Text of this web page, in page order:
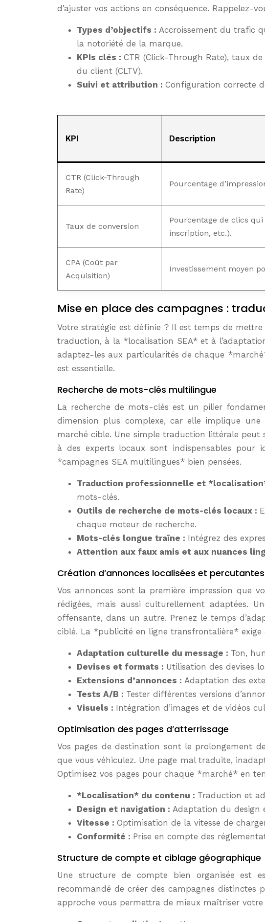
d’ajuster vos actions en conséquence. Rappelez-
Types d’objectifs : Accroissement du trafic
la notoriété de la marque.
KPIs clés : CTR (Click-Through Rate), taux
du client (CLTV).
Suivi et attribution : Configuration correcte
KPI Description
CTR (Click-Through
Rate)
Pourcentage
Taux de conversion
Pourcentage de clics
inscription, etc.).
CPA (Coût par
Acquisition)
Investissement moyen
Mise en place des campagnes :
Votre stratégie est définie ? Il est temps de
traduction, à la *localisation SEA* et à
adaptez-les aux particularités de chaque
est essentielle.
Recherche de mots-clés multilingue
La recherche de mots-clés est un pilier
dimension plus complexe, car elle implique
marché cible. Une simple traduction littérale peut
à des experts locaux sont indispensables pour
*campagnes SEA multilingues* bien pensées.
Traduction professionnelle et
mots-clés.
Outils de recherche de mots-clés locaux :
chaque moteur de recherche.
Mots-clés longue traîne : Intégrez des
Attention aux faux amis et aux nuances
Création d’annonces localisées et percutantes
Vos annonces sont la première impression que
rédigées, mais aussi culturellement adaptées.
offensante, dans un autre. Prenez le temps
ciblé. La *publicité en ligne transfrontalière* exige
Adaptation culturelle du message : Ton,
Devises et formats : Utilisation des devises
Extensions d’annonces : Adaptation des
Tests A/B : Tester différentes versions
Visuels : Intégration d’images et de vidéos
Optimisation des pages d’atterrissage
Vos pages de destination sont le prolongement
que vous véhiculez. Une page mal traduite,
Optimisez vos pages pour chaque *marché* en
*Localisation* du contenu : Traduction et
Design et navigation : Adaptation du design
Vitesse : Optimisation de la vitesse de
Conformité : Prise en compte des
Structure de compte et ciblage géographique
Une structure de compte bien organisée est
recommandé de créer des campagnes distinctes
approche vous permettra de mieux maîtriser